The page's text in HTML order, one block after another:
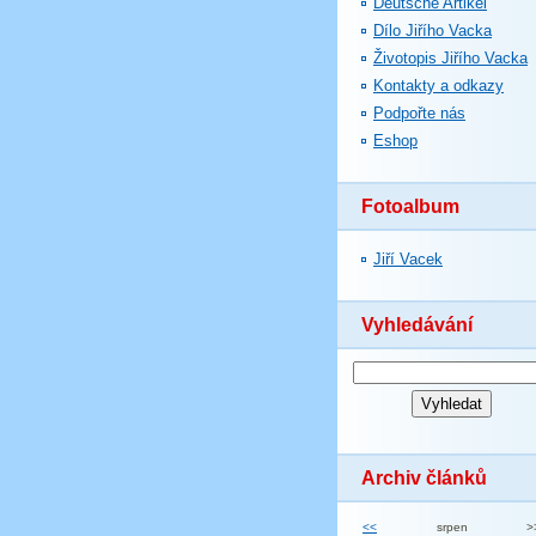
Dílo Jiřího Vacka
Životopis Jiřího Vacka
Kontakty a odkazy
Podpořte nás
Eshop
Fotoalbum
Jiří Vacek
Vyhledávání
Archiv článků
<< srpen